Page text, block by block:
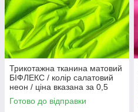
Трикотажна тканина матовий
БІФЛЕКС / колір салатовий
неон / ціна вказана за 0,5
метра
Готово до відправки